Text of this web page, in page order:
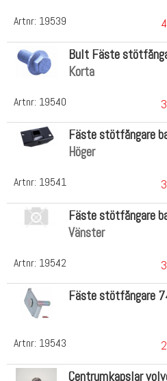
Artnr: 19539
Artnr: 19540
Bult Fäste
Korta
Artnr: 19541
Fäste stötfångare
Höger
Artnr: 19542
Fäste stötfångare
Vänster
Artnr: 19543
Fäste stötfångare
Centrumkapslar